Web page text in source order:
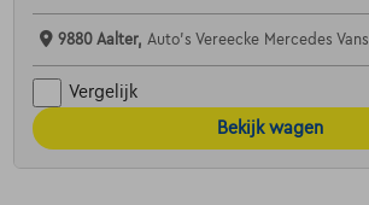
9880 Aalter, Auto's Vereecke Mercedes Vans
Vergelijk
Bekijk wagen